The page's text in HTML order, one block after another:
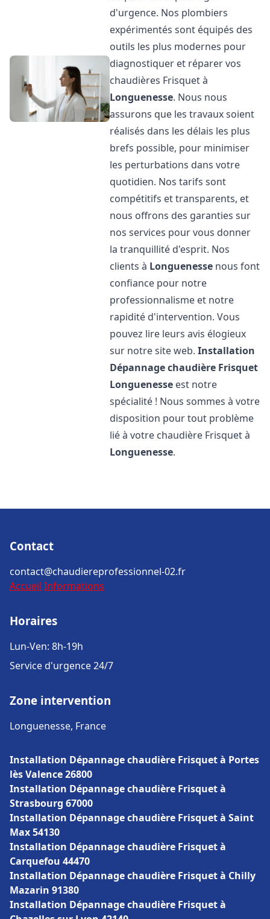
d'urgence. Nos plombiers
expérimentés sont équipés des
outils les plus modernes pour
diagnostiquer et réparer vos
chaudières Frisquet à
Longuenesse. Nous nous
assurons que les travaux soient
réalisés dans les délais les plus
brefs possible, pour minimiser
les perturbations dans votre
quotidien. Nos tarifs sont
compétitifs et transparents, et
nous offrons des garanties sur
nos services pour vous donner
la tranquillité d'esprit. Nos
clients à Longuenesse nous font
confiance pour notre
professionnalisme et notre
rapidité d'intervention. Vous
pouvez lire leurs avis élogieux
sur notre site web.Installation
Dépannage chaudière Frisquet
Longuenesse est notre
spécialité ! Nous sommes à votre
disposition pour tout problème
lié à votre chaudière Frisquet à
Longuenesse.
Contact
contact@chaudiereprofessionnel-02.fr
Accueil Informations
Horaires
Lun-Ven: 8h-19h
Service d'urgence 24/7
Zone intervention
Longuenesse, France
Installation Dépannage chaudière Frisquet à Portes
lès Valence 26800
Installation Dépannage chaudière Frisquet à
Strasbourg 67000
Installation Dépannage chaudière Frisquet à Saint
Max 54130
Installation Dépannage chaudière Frisquet à
Carquefou 44470
Installation Dépannage chaudière Frisquet à Chilly
Mazarin 91380
Installation Dépannage chaudière Frisquet à